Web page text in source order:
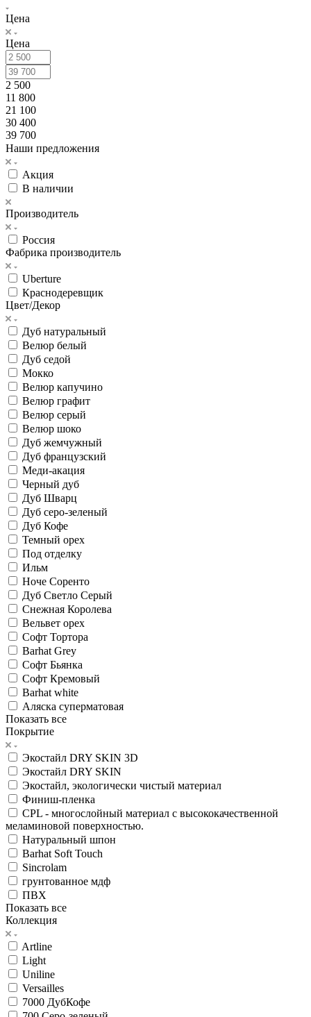
Цена
Цена
2 500
11 800
21 100
30 400
39 700
Наши предложения
Акция
В наличии
Производитель
Россия
Фабрика производитель
Uberture
Краснодеревщик
Цвет/Декор
Дуб натуральный
Велюр белый
Дуб седой
Мокко
Велюр капучино
Велюр графит
Велюр серый
Велюр шоко
Дуб жемчужный
Дуб французский
Меди-акация
Черный дуб
Дуб Шварц
Дуб серо-зеленый
Дуб Кофе
Темный орех
Под отделку
Ильм
Ноче Соренто
Дуб Светло Серый
Снежная Королева
Вельвет орех
Софт Тортора
Barhat Grey
Софт Бьянка
Софт Кремовый
Barhat white
Аляска суперматовая
Показать все
Покрытие
Экостайл DRY SKIN 3D
Экостайл DRY SKIN
Экостайл, экологически чистый материал
Финиш-пленка
CPL - многослойный материал с высококачественной
меламиновой поверхностью.
Натуральный шпон
Barhat Soft Touch
Sincrolam
грунтованное мдф
ПВХ
Показать все
Коллекция
Artline
Light
Uniline
Versailles
7000 ДубКофе